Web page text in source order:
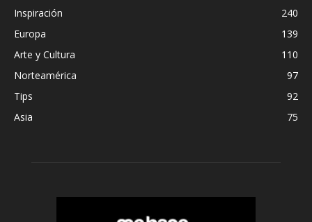
Inspiración
240
Europa
139
Arte y Cultura
110
Norteamérica
97
Tips
92
Asia
75